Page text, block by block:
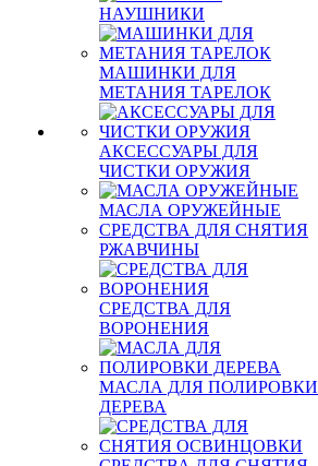
НАУШНИКИ
МАШИНКИ ДЛЯ
МЕТАНИЯ ТАРЕЛОК
АКСЕССУАРЫ ДЛЯ
ЧИСТКИ ОРУЖИЯ
МАСЛА ОРУЖЕЙНЫЕ
СРЕДСТВА ДЛЯ СНЯТИЯ
РЖАВЧИНЫ
СРЕДСТВА ДЛЯ
ВОРОНЕНИЯ
МАСЛА ДЛЯ ПОЛИРОВКИ
ДЕРЕВА